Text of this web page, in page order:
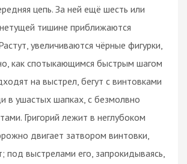
цепь. За ней ещё шесть или
тишине приближаются
увеличиваются чёрные фигурки,
как спотыкающимся быстрым шагом
на выстрел, бегут с винтовками
в ушастых шапках, с безмолвно
Григорий лежит в неглубоком
двигает затвором винтовки,
под выстрелами его, запрокидываясь,